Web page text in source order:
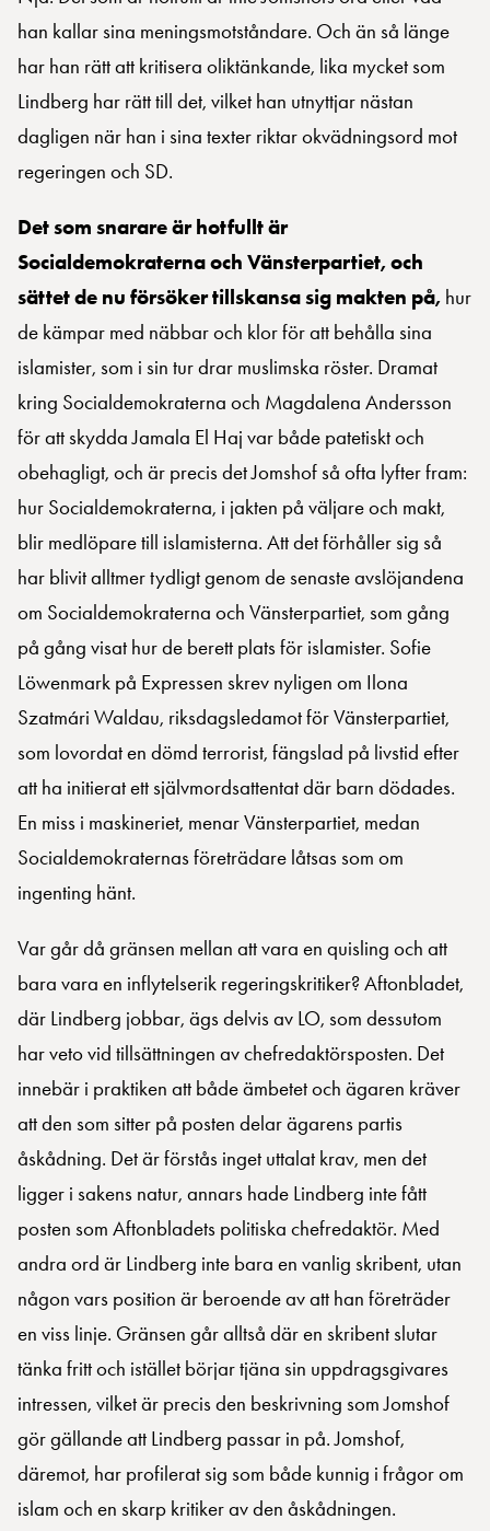
han kallar sina meningsmotståndare. Och än så länge
har han rätt att kritisera oliktänkande, lika mycket som
Lindberg har rätt till det, vilket han utnyttjar nästan
dagligen när han i sina texter riktar okvädningsord mot
regeringen och SD.
Det som snarare är hotfullt är
Socialdemokraterna och Vänsterpartiet, och
sättet de nu försöker tillskansa sig makten på, hur
de kämpar med näbbar och klor för att behålla sina
islamister, som i sin tur drar muslimska röster. Dramat
kring Socialdemokraterna och Magdalena Andersson
för att skydda Jamala El Haj var både patetiskt och
obehagligt, och är precis det Jomshof så ofta lyfter fram:
hur Socialdemokraterna, i jakten på väljare och makt,
blir medlöpare till islamisterna. Att det förhåller sig så
har blivit alltmer tydligt genom de senaste avslöjandena
om Socialdemokraterna och Vänsterpartiet, som gång
på gång visat hur de berett plats för islamister. Sofie
Löwenmark på Expressen skrev nyligen om Ilona
Szatmári Waldau, riksdagsledamot för Vänsterpartiet,
som lovordat en dömd terrorist, fängslad på livstid efter
att ha initierat ett självmordsattentat där barn dödades.
En miss i maskineriet, menar Vänsterpartiet, medan
Socialdemokraternas företrädare låtsas som om
ingenting hänt.
Var går då gränsen mellan att vara en quisling och att
bara vara en inflytelserik regeringskritiker? Aftonbladet,
där Lindberg jobbar, ägs delvis av LO, som dessutom
har veto vid tillsättningen av chefredaktörsposten. Det
innebär i praktiken att både ämbetet och ägaren kräver
att den som sitter på posten delar ägarens partis
åskådning. Det är förstås inget uttalat krav, men det
ligger i sakens natur, annars hade Lindberg inte fått
posten som Aftonbladets politiska chefredaktör. Med
andra ord är Lindberg inte bara en vanlig skribent, utan
någon vars position är beroende av att han företräder
en viss linje. Gränsen går alltså där en skribent slutar
tänka fritt och istället börjar tjäna sin uppdragsgivares
intressen, vilket är precis den beskrivning som Jomshof
gör gällande att Lindberg passar in på. Jomshof,
däremot, har profilerat sig som både kunnig i frågor om
islam och en skarp kritiker av den åskådningen.